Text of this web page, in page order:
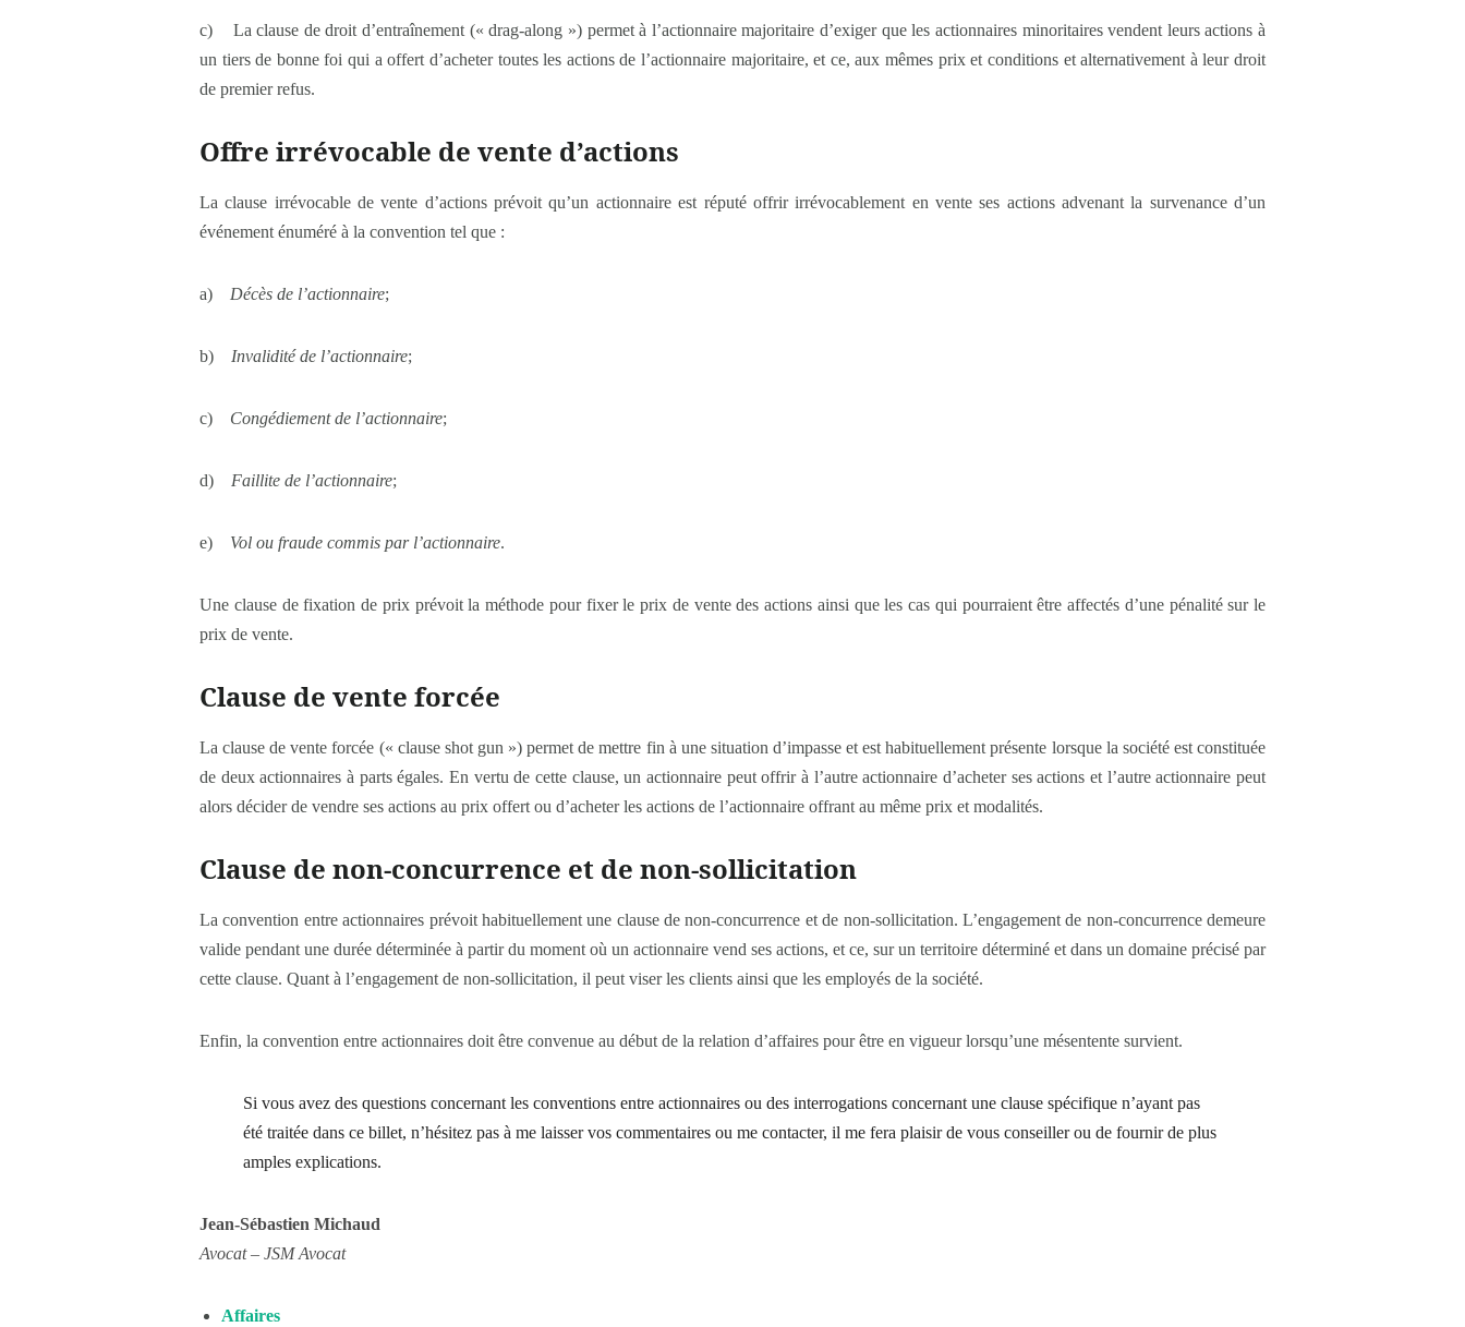
c) La clause de droit d’entraînement (« drag-along ») permet à l’actionnaire majoritaire d’exiger que les actionnaires minoritaires vendent leurs actions à
un tiers de bonne foi qui a offert d’acheter toutes les actions de l’actionnaire majoritaire, et ce, aux mêmes prix et conditions et alternativement à leur droit
de premier refus.
Offre irrévocable de vente d’actions
La clause irrévocable de vente d’actions prévoit qu’un actionnaire est réputé offrir irrévocablement en vente ses actions advenant la survenance d’un
événement énuméré à la convention tel que :
a) Décès de l’actionnaire;
b) Invalidité de l’actionnaire;
c) Congédiement de l’actionnaire;
d) Faillite de l’actionnaire;
e) Vol ou fraude commis par l’actionnaire.
Une clause de fixation de prix prévoit la méthode pour fixer le prix de vente des actions ainsi que les cas qui pourraient être affectés d’une pénalité sur le
prix de vente.
Clause de vente forcée
La clause de vente forcée (« clause shot gun ») permet de mettre fin à une situation d’impasse et est habituellement présente lorsque la société est constituée
de deux actionnaires à parts égales. En vertu de cette clause, un actionnaire peut offrir à l’autre actionnaire d’acheter ses actions et l’autre actionnaire peut
alors décider de vendre ses actions au prix offert ou d’acheter les actions de l’actionnaire offrant au même prix et modalités.
Clause de non-concurrence et de non-sollicitation
La convention entre actionnaires prévoit habituellement une clause de non-concurrence et de non-sollicitation. L’engagement de non-concurrence demeure
valide pendant une durée déterminée à partir du moment où un actionnaire vend ses actions, et ce, sur un territoire déterminé et dans un domaine précisé par
cette clause. Quant à l’engagement de non-sollicitation, il peut viser les clients ainsi que les employés de la société.
Enfin, la convention entre actionnaires doit être convenue au début de la relation d’affaires pour être en vigueur lorsqu’une mésentente survient.
Si vous avez des questions concernant les conventions entre actionnaires ou des interrogations concernant une clause spécifique n’ayant pas
été traitée dans ce billet, n’hésitez pas à me laisser vos commentaires ou me contacter, il me fera plaisir de vous conseiller ou de fournir de plus
amples explications.
Jean-Sébastien Michaud
Avocat – JSM Avocat
Affaires